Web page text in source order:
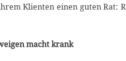
Klienten einen guten Rat:
macht krank